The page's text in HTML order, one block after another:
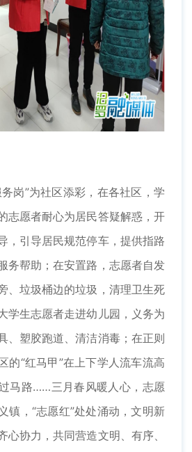
岗”为社区添彩，在各社区，学
志愿者耐心为居民答疑解惑，开
，引导居民规范停车，提供指路
务帮助；在安置路，志愿者自发
、垃圾桶边的垃圾，清理卫生死
学生志愿者走进幼儿园，义务为
、塑胶跑道、清洁消毒；在正则
的“红马甲”在上下学人流车流高
马路……三月春风暖人心，志愿
镇，“志愿红”处处涌动，文明新
心协力，共同营造文明、有序、